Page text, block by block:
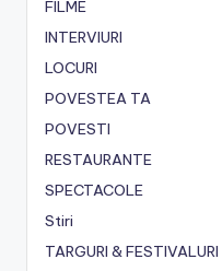
FILME
INTERVIURI
LOCURI
POVESTEA TA
POVESTI
RESTAURANTE
SPECTACOLE
Stiri
TARGURI & FESTIVALURI